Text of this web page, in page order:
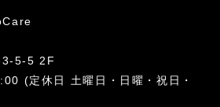
3-5-5 2F
(定休日 土曜日・日曜・祝日・